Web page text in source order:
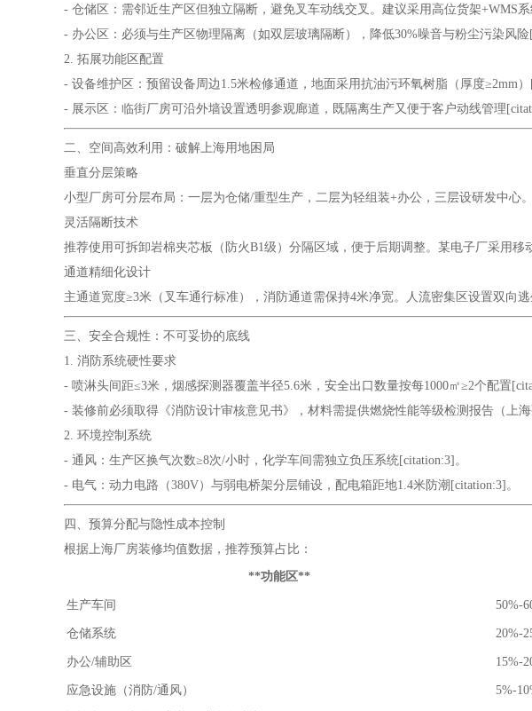
- 仓储区：需邻近生产区但独立隔断，避免叉车动线交叉。建议采用高位货架+WMS
- 办公区：必须与生产区物理隔离（如双层玻璃隔断），降低30%噪音与粉尘污染风
2. 拓展功能区配置
- 设备维护区：预留设备周边1.5米检修通道，地面采用抗油污环氧树脂（厚度≥2mm）
- 展示区：临街厂房可沿外墙设置透明参观廊道，既隔离生产又便于客户动线管理
二、空间高效利用：破解上海用地困局
垂直分层策略
小型厂房可分层布局：一层为仓储/重型生产，二层为轻组装+办公，三层设研发中心
灵活隔断技术
推荐使用可拆卸岩棉夹芯板（防火B1级）分隔区域，便于后期调整。某电子厂采用移
通道精细化设计
主通道宽度≥3米（叉车通行标准），消防通道需保持4米净宽。人流密集区设置双向
三、安全合规性：不可妥协的底线
1. 消防系统硬性要求
- 喷淋头间距≤3米，烟感探测器覆盖半径5.6米，安全出口数量按每1000㎡≥2个配置
- 装修前必须取得《消防设计审核意见书》，材料需提供燃烧性能等级检测报告（上
2. 环境控制系统
- 通风：生产区换气次数≥8次/小时，化学车间需独立负压系统[citation:3]。
- 电气：动力电路（380V）与弱电桥架分层铺设，配电箱距地1.4米防潮[citation:3]。
四、预算分配与隐性成本控制
根据上海厂房装修均值数据，推荐预算占比：
**功能区**
生产车间 50%-
仓储系统 20%-
办公/辅助区 15%-
应急设施（消防/通风） 5%-